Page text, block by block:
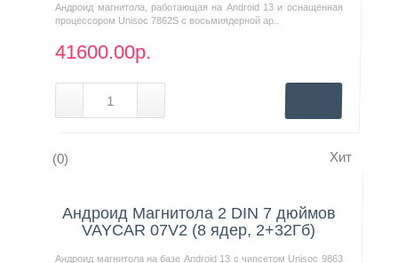
Андроид магнитола, работающая на Android 13 и оснащенная
процессором Unisoc 7862S с восьмиядерной ар..
41600.00р.
(0) Хит
Андроид Магнитола 2 DIN 7 дюймов
VAYCAR 07V2 (8 ядер, 2+32Гб)
Андроид магнитола на базе Android 13 с чипсетом Unisoc 9863